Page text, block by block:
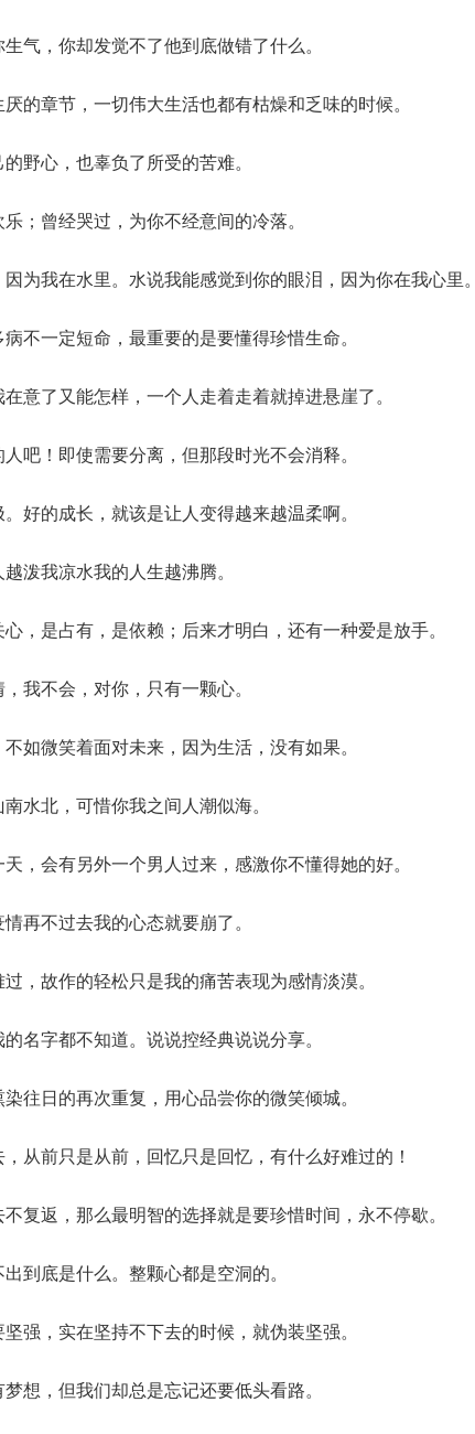
气，你却发觉不了他到底做错了什么。
的章节，一切伟大生活也都有枯燥和乏味的时候。
野心，也辜负了所受的苦难。
；曾经哭过，为你不经意间的冷落。
为我在水里。水说我能感觉到你的眼泪，因为你在我心里
不一定短命，最重要的是要懂得珍惜生命。
意了又能怎样，一个人走着走着就掉进悬崖了。
吧！即使需要分离，但那段时光不会消释。
好的成长，就该是让人变得越来越温柔啊。
泼我凉水我的人生越沸腾。
，是占有，是依赖；后来才明白，还有一种爱是放手。
我不会，对你，只有一颗心。
如微笑着面对未来，因为生活，没有如果。
水北，可惜你我之间人潮似海。
，会有另外一个男人过来，感激你不懂得她的好。
再不过去我的心态就要崩了。
，故作的轻松只是我的痛苦表现为感情淡漠。
名字都不知道。说说控经典说说分享。
往日的再次重复，用心品尝你的微笑倾城。
从前只是从前，回忆只是回忆，有什么好难过的！
复返，那么最明智的选择就是要珍惜时间，永不停歇。
到底是什么。整颗心都是空洞的。
强，实在坚持不下去的时候，就伪装坚强。
想，但我们却总是忘记还要低头看路。